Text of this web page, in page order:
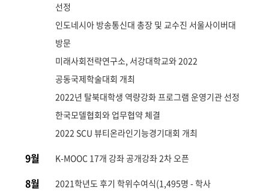
선정
인도네시아 방송통신대 총장 및 교수진 서울사이버대
방문
미래사회전략연구소, 서강대학교와 2022
공동국제학술대회 개최
2022년 탈북대학생 역량강화 프로그램 운영기관 선정
한국모델협회와 업무협약 체결
2022 SCU 뷰티온라인기능경기대회 개최
9월 K-MOOC 17개 강좌 공개강좌 2차 오픈
8월
2021학년도 후기 학위수여식(1,495명 - 학사